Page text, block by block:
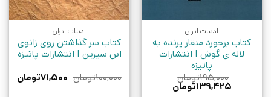
ادبیات ایران
کتاب برخورد منقار پرنده به
لاله ی گوش | انتشارات
پاتیزه
۱۹۵,۰۰۰تومان
قیمت
۱۳۹,۴۲۵تومان
ادبیات ایران
کتاب سر گذاشتن روی زانوی
ابن سیرین | انتشارات پاتیزه
۱۰۰,۰۰۰تومان قیمت
۷۱,۵۰۰تومان